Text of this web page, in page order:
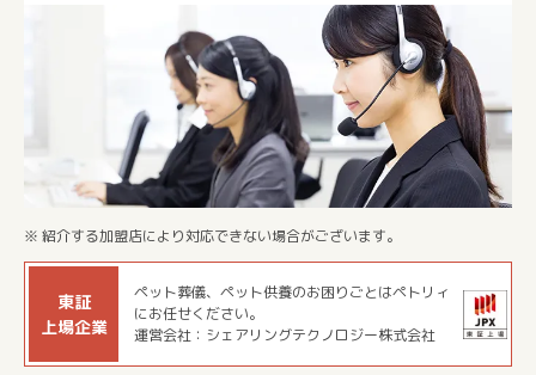
※ 紹介する加盟店により対応できない場合がございます。
東証
上場企業
ペット葬儀、ペット供養のお困りごとはペトリィ
にお任せください。
運営会社：シェアリングテクノロジー株式会社